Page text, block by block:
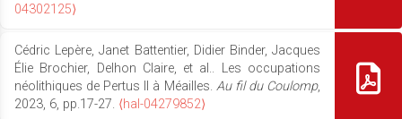
04302125⟩
Cédric Lepère, Janet Battentier, Didier Binder, Jacques
Élie Brochier, Delhon Claire, et al.. Les occupations
néolithiques de Pertus II à Méailles. Au fil du Coulomp,
2023, 6, pp.17-27. ⟨hal-04279852⟩